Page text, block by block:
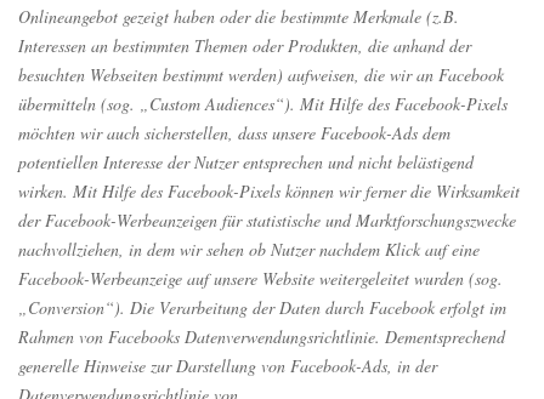
Onlineangebot gezeigt haben oder die bestimmte Merkmale (z.B.
Interessen an bestimmten Themen oder Produkten, die anhand der
besuchten Webseiten bestimmt werden) aufweisen, die wir an Facebook
übermitteln (sog. „Custom Audiences“). Mit Hilfe des Facebook-Pixels
möchten wir auch sicherstellen, dass unsere Facebook-Ads dem
potentiellen Interesse der Nutzer entsprechen und nicht belästigend
wirken. Mit Hilfe des Facebook-Pixels können wir ferner die Wirksamkeit
der Facebook-Werbeanzeigen für statistische und Marktforschungszwecke
nachvollziehen, in dem wir sehen ob Nutzer nachdem Klick auf eine
Facebook-Werbeanzeige auf unsere Website weitergeleitet wurden (sog.
„Conversion“). Die Verarbeitung der Daten durch Facebook erfolgt im
Rahmen von Facebooks Datenverwendungsrichtlinie. Dementsprechend
generelle Hinweise zur Darstellung von Facebook-Ads, in der